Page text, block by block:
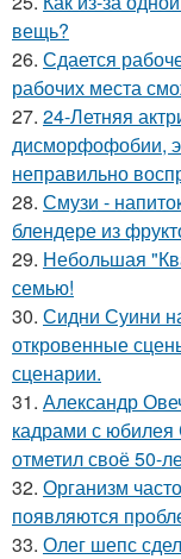
вещь?
26. Сдается
рабочих места
27. 24-Летняя
дисморфофобии,
неправильно
28. Смузи -
блендере из
29. Небольшая
семью!
30. Сидни Суини
откровенные
сценарии.
31. Александр
кадрами с
отметил своё 50-
32. Организм
появляются
33. Олег шепс